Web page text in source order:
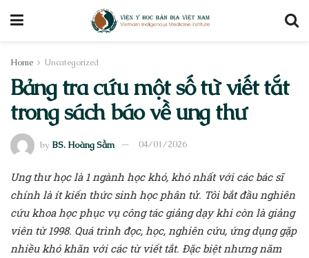
Home Uncategorized
Bảng tra cứu một số từ viết tắt
trong sách báo về ung thư
by BS. Hoàng Sầm 04/01/2026
Ung thư học là 1 ngành học khó, khó nhất với các bác sĩ
chính là ít kiến thức sinh học phân tử. Tôi bắt đầu nghiên
cứu khoa học phục vụ công tác giảng dạy khi còn là giảng
viên từ 1998. Quá trình đọc, học, nghiên cứu, ứng dụng gặp
nhiều khó khăn với các từ viết tắt. Đặc biệt nhưng năm